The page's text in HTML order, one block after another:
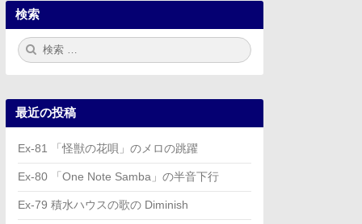
検索
検
索:
最近の投稿
Ex-81 「怪獣の花唄」のメロの跳躍
Ex-80 「One Note Samba」の半音下行
Ex-79 積水ハウスの歌の Diminish